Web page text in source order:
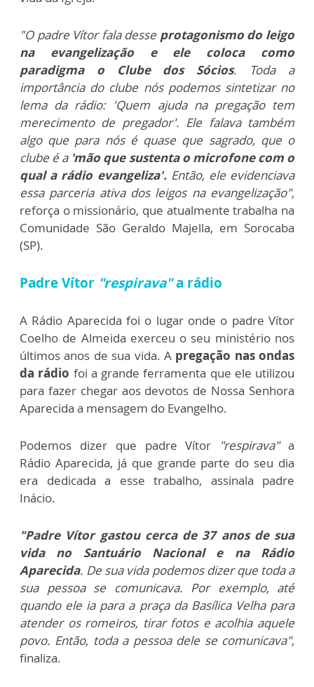
"O padre Vítor fala desse protagonismo do leigo
na evangelização e ele coloca como
paradigma o Clube dos Sócios. Toda a
importância do clube nós podemos sintetizar no
lema da rádio: 'Quem ajuda na pregação tem
merecimento de pregador'. Ele falava também
algo que para nós é quase que sagrado, que o
clube é a 'mão que sustenta o microfone com o
qual a rádio evangeliza'.Então, ele evidenciava
essa parceria ativa dos leigos na evangelização",
reforça o missionário, que atualmente trabalha na
Comunidade São Geraldo Majella, em Sorocaba
(SP).
Padre Vítor "respirava"a rádio
A Rádio Aparecida foi o lugar onde o padre Vítor
Coelho de Almeida exerceu o seu ministério nos
últimos anos de sua vida. A pregação nas ondas
da rádio foi a grande ferramenta que ele utilizou
para fazer chegar aos devotos de Nossa Senhora
Aparecida a mensagem do Evangelho.
Podemos dizer que padre Vítor "respirava"a
Rádio Aparecida, já que grande parte do seu dia
era dedicada a esse trabalho, assinala padre
Inácio.
"Padre Vítor gastou cerca de 37 anos de sua
vida no Santuário Nacional e na Rádio
Aparecida. De sua vida podemos dizer que toda a
sua pessoa se comunicava. Por exemplo, até
quando ele ia para a praça da Basílica Velha para
atender os romeiros, tirar fotos e acolhia aquele
povo. Então, toda a pessoa dele se comunicava",
finaliza.